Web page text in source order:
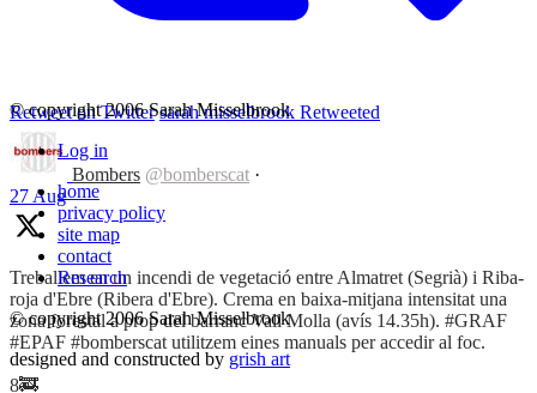
Retweet on Twitter sarah misselbrook Retweeted
Bombers @bomberscat ·
27 Aug
Treballem en un incendi de vegetació entre Almatret (Segrià) i Riba-
roja d'Ebre (Ribera d'Ebre). Crema en baixa-mitjana intensitat una
zona forestal a prop del barranc Vall Molla (avís 14.35h). #GRAF
#EPAF #bomberscat utilitzem eines manuals per accedir al foc.
8🚒
© copyright 2006 Sarah Misselbrook
Log in
home
privacy policy
site map
contact
Research
© copyright 2006 Sarah Misselbrook
designed and constructed by grish art